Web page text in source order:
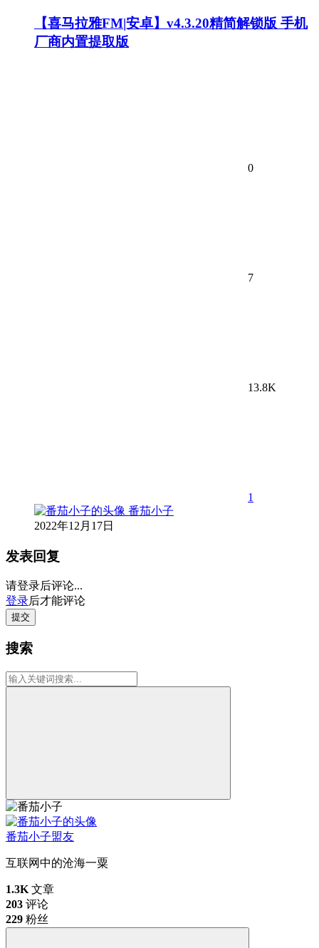
【喜马拉雅FM|安卓】v4.3.20精简解锁版 手机
厂商内置提取版
0
7
13.8K
1
番茄小子
2022年12月17日
发表回复
请登录后评论...
登录后才能评论
提交
搜索
番茄小子盟友
互联网中的沧海一粟
1.3K 文章
203 评论
229 粉丝